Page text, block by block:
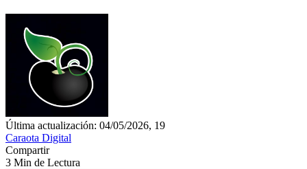
Última actualización: 04/05/2026, 19
Caraota Digital
Compartir
3 Min de Lectura